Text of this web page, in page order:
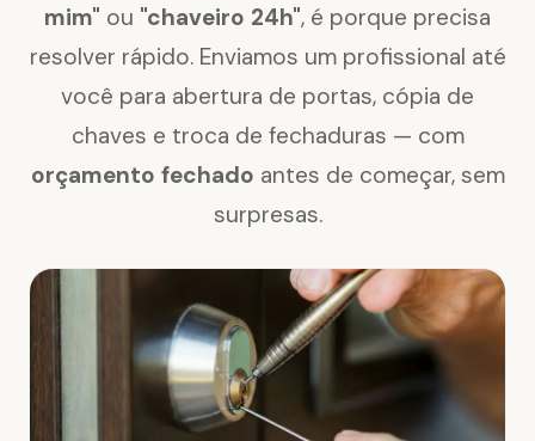
mim" ou "chaveiro 24h", é porque precisa
resolver rápido. Enviamos um profissional até
você para abertura de portas, cópia de
chaves e troca de fechaduras — com
orçamento fechado antes de começar, sem
surpresas.